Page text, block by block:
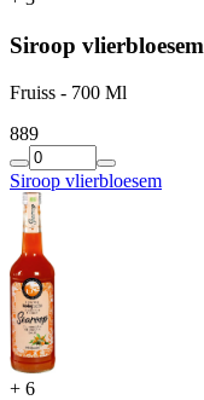
Siroop vlierbloesem
Fruiss - 700 Ml
889
Siroop vlierbloesem
+ 6